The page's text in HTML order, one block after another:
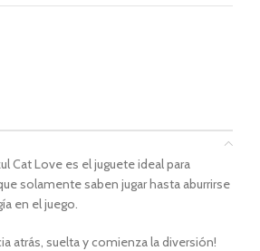
Cat Love es el juguete ideal para
solamente saben jugar hasta aburrirse
en el juego.
atrás, suelta y comienza la diversión!